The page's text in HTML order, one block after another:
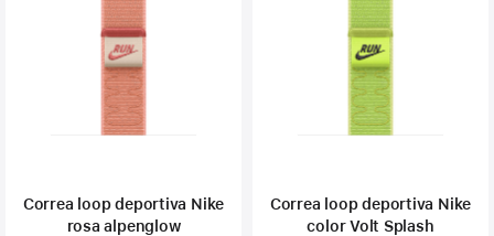
Correa loop deportiva Nike
rosa alpenglow
Correa loop deportiva Nike
color Volt Splash